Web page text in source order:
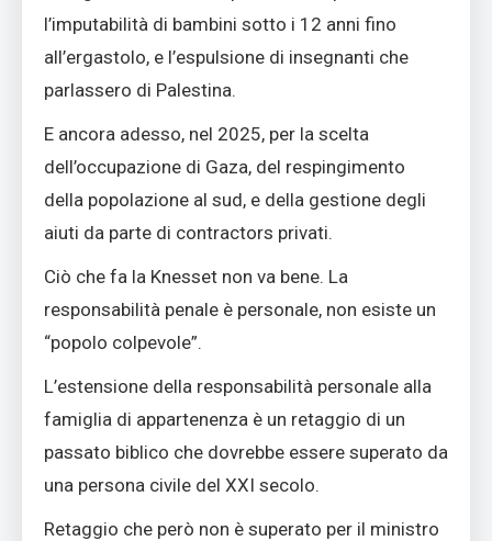
l’imputabilità di bambini sotto i 12 anni fino
all’ergastolo, e l’espulsione di insegnanti che
parlassero di Palestina.
E ancora adesso, nel 2025, per la scelta
dell’occupazione di Gaza, del respingimento
della popolazione al sud, e della gestione degli
aiuti da parte di contractors privati.
Ciò che fa la Knesset non va bene. La
responsabilità penale è personale, non esiste un
“popolo colpevole”.
L’estensione della responsabilità personale alla
famiglia di appartenenza è un retaggio di un
passato biblico che dovrebbe essere superato da
una persona civile del XXI secolo.
Retaggio che però non è superato per il ministro